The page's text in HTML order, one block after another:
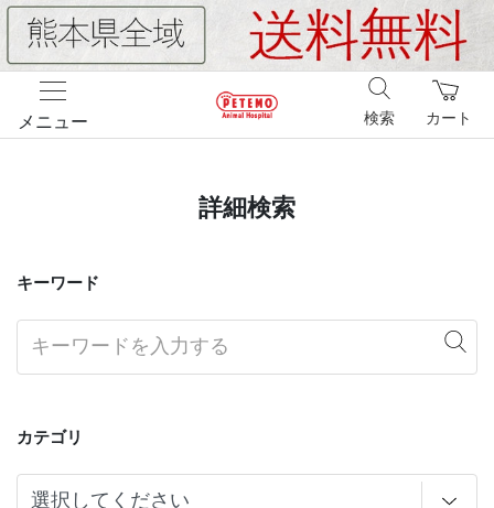
メニュー カート
検索
詳細検索
キーワード
カテゴリ